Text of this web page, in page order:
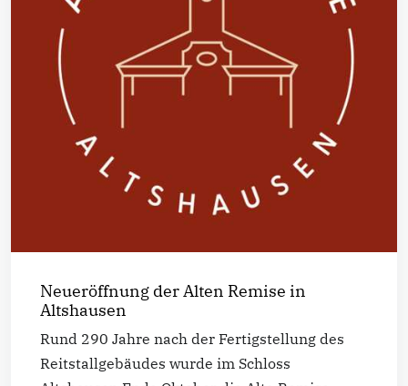
Neueröffnung der Alten Remise in
Altshausen
Rund 290 Jahre nach der Fertigstellung des
Reitstallgebäudes wurde im Schloss